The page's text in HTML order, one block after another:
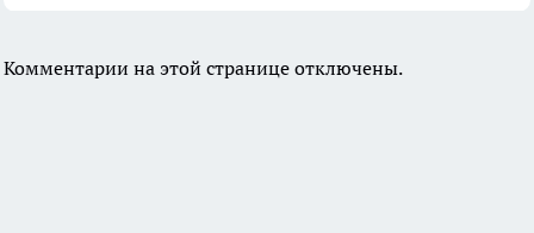
Комментарии на этой странице отключены.